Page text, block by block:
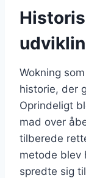
Wokning
historie, der
Oprindeligt
mad over
tilberede
metode blev
spredte sig